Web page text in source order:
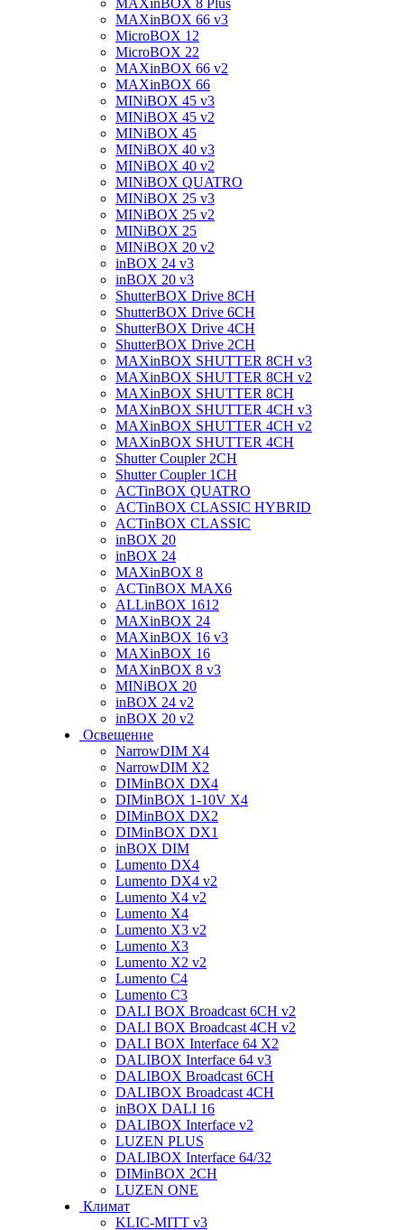
MAXinBOX 8 Plus
MAXinBOX 66 v3
MicroBOX 12
MicroBOX 22
MAXinBOX 66 v2
MAXinBOX 66
MINiBOX 45 v3
MINiBOX 45 v2
MINiBOX 45
MINiBOX 40 v3
MINiBOX 40 v2
MINiBOX QUATRO
MINiBOX 25 v3
MINiBOX 25 v2
MINiBOX 25
MINiBOX 20 v2
inBOX 24 v3
inBOX 20 v3
ShutterBOX Drive 8CH
ShutterBOX Drive 6CH
ShutterBOX Drive 4CH
ShutterBOX Drive 2CH
MAXinBOX SHUTTER 8CH v3
MAXinBOX SHUTTER 8CH v2
MAXinBOX SHUTTER 8CH
MAXinBOX SHUTTER 4CH v3
MAXinBOX SHUTTER 4CH v2
MAXinBOX SHUTTER 4CH
Shutter Coupler 2CH
Shutter Coupler 1CH
ACTinBOX QUATRO
ACTinBOX CLASSIC HYBRID
ACTinBOX CLASSIC
inBOX 20
inBOX 24
MAXinBOX 8
ACTinBOX MAX6
ALLinBOX 1612
MAXinBOX 24
MAXinBOX 16 v3
MAXinBOX 16
MAXinBOX 8 v3
MINiBOX 20
inBOX 24 v2
inBOX 20 v2
Освещение
NarrowDIM X4
NarrowDIM X2
DIMinBOX DX4
DIMinBOX 1-10V X4
DIMinBOX DX2
DIMinBOX DX1
inBOX DIM
Lumento DX4
Lumento DX4 v2
Lumento X4 v2
Lumento X4
Lumento X3 v2
Lumento X3
Lumento X2 v2
Lumento C4
Lumento C3
DALI BOX Broadcast 6CH v2
DALI BOX Broadcast 4CH v2
DALI BOX Interface 64 X2
DALIBOX Interface 64 v3
DALIBOX Broadcast 6CH
DALIBOX Broadcast 4CH
inBOX DALI 16
DALIBOX Interface v2
LUZEN PLUS
DALIBOX Interface 64/32
DIMinBOX 2CH
LUZEN ONE
Климат
KLIC-MITT v3